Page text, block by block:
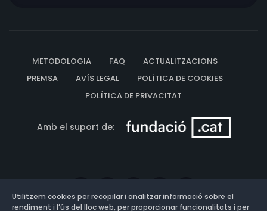
METODOLOGIA FAQ
ACTUALITZACIONS
PREMSA
AVÍS LEGAL
POLÍTICA DE COOKIES
POLÍTICA DE PRIVACITAT
Amb el suport de:
Utilitzem cookies per recopilar i analitzar informació sobre el
rendiment i l’ús del lloc web, per proporcionar funcionalitats i per